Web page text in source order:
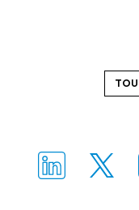
LinkedIn